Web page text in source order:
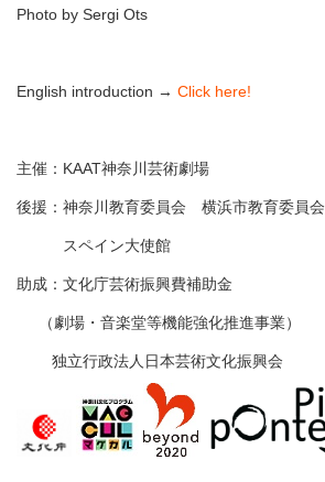
Photo by Sergi Ots
English introduction → Click here!
主催：KAAT神奈川芸術劇場
後援：神奈川教育委員会 横浜市教育委員会
スペイン大使館
助成：文化庁芸術振興費補助金
（劇場・音楽堂等機能強化推進事業）
独立行政法人日本芸術文化振興会